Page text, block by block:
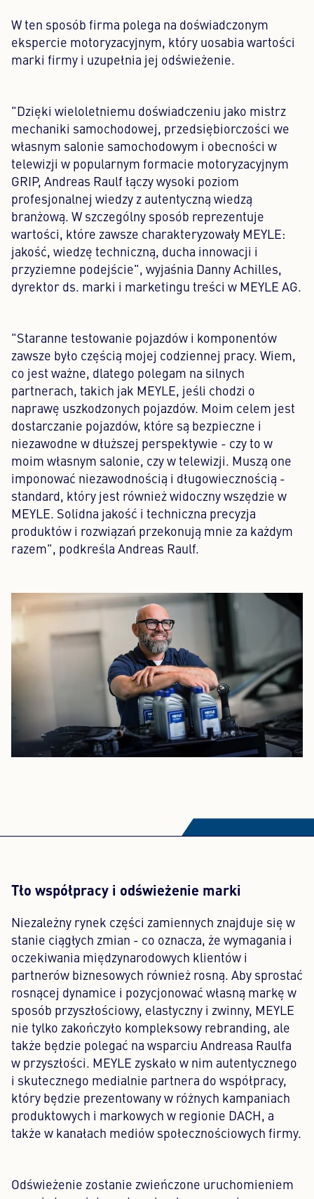
W ten sposób firma polega na doświadczonym
ekspercie motoryzacyjnym, który uosabia wartości
marki firmy i uzupełnia jej odświeżenie.
"Dzięki wieloletniemu doświadczeniu jako mistrz
mechaniki samochodowej, przedsiębiorczości we
własnym salonie samochodowym i obecności w
telewizji w popularnym formacie motoryzacyjnym
GRIP, Andreas Raulf łączy wysoki poziom
profesjonalnej wiedzy z autentyczną wiedzą
branżową. W szczególny sposób reprezentuje
wartości, które zawsze charakteryzowały MEYLE:
jakość, wiedzę techniczną, ducha innowacji i
przyziemne podejście", wyjaśnia Danny Achilles,
dyrektor ds. marki i marketingu treści w MEYLE AG.
"Staranne testowanie pojazdów i komponentów
zawsze było częścią mojej codziennej pracy. Wiem,
co jest ważne, dlatego polegam na silnych
partnerach, takich jak MEYLE, jeśli chodzi o
naprawę uszkodzonych pojazdów. Moim celem jest
dostarczanie pojazdów, które są bezpieczne i
niezawodne w dłuższej perspektywie - czy to w
moim własnym salonie, czy w telewizji. Muszą one
imponować niezawodnością i długowiecznością -
standard, który jest również widoczny wszędzie w
MEYLE. Solidna jakość i techniczna precyzja
produktów i rozwiązań przekonują mnie za każdym
razem", podkreśla Andreas Raulf.
Tło współpracy i odświeżenie marki
Niezależny rynek części zamiennych znajduje się w
stanie ciągłych zmian - co oznacza, że wymagania i
oczekiwania międzynarodowych klientów i
partnerów biznesowych również rosną. Aby sprostać
rosnącej dynamice i pozycjonować własną markę w
sposób przyszłościowy, elastyczny i zwinny, MEYLE
nie tylko zakończyło kompleksowy rebranding, ale
także będzie polegać na wsparciu Andreasa Raulfa
w przyszłości. MEYLE zyskało w nim autentycznego
i skutecznego medialnie partnera do współpracy,
który będzie prezentowany w różnych kampaniach
produktowych i markowych w regionie DACH, a
także w kanałach mediów społecznościowych firmy.
Odświeżenie zostanie zwieńczone uruchomieniem